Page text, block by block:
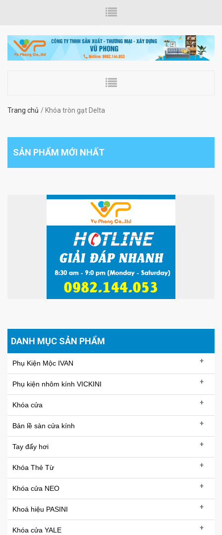
Trang chủ Khóa tròn gạt Delta
SẢN PHẨM MỚI NHẤT
DANH MỤC SẢN PHẨM
Phụ Kiện Mộc IVAN +
Phụ kiện nhôm kính VICKINI +
Khóa cửa +
Bản lề sàn cửa kính +
Tay đẩy hơi +
Khóa Thẻ Từ +
Khóa cửa NEO +
Khoá hiệu PASINI +
Khóa cửa YALE +